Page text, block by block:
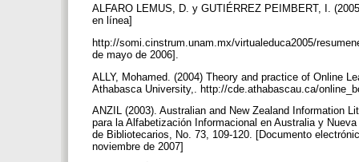
ALFARO LEMUS, D. y GUTIÉRREZ PEIMBERT, I.
en línea]
http://somi.cinstrum.unam.mx/virtualeduca2005/
de mayo de 2006].
ALLY, Mohamed. (2004) Theory and practice of Online
Athabasca University,. http://cde.athabascau.ca/
ANZIL (2003). Australian and New Zealand Information
para la Alfabetización Informacional en Australia y
de Bibliotecarios, No. 73, 109-120. [Documento
noviembre de 2007]